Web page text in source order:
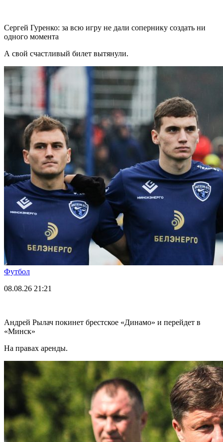
Сергей Гуренко: за всю игру не дали сопернику создать ни
одного момента
А свой счастливый билет вытянули.
Футбол
08.08.26 21:21
Андрей Рылач покинет брестское «Динамо» и перейдет в
«Минск»
На правах аренды.